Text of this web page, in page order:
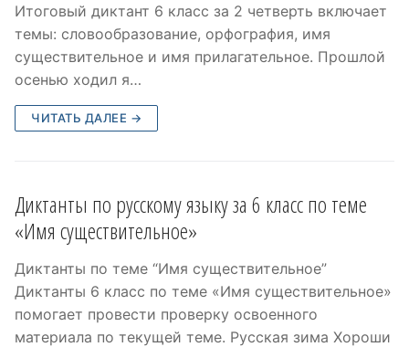
Итоговый диктант 6 класс за 2 четверть включает
темы: словообразование, орфография, имя
существительное и имя прилагательное. Прошлой
осенью ходил я…
ЧИТАТЬ ДАЛЕЕ →
Диктанты по русскому языку за 6 класс по теме
«Имя существительное»
Диктанты по теме “Имя существительное”
Диктанты 6 класс по теме «Имя существительное»
помогает провести проверку освоенного
материала по текущей теме. Русская зима Хороши